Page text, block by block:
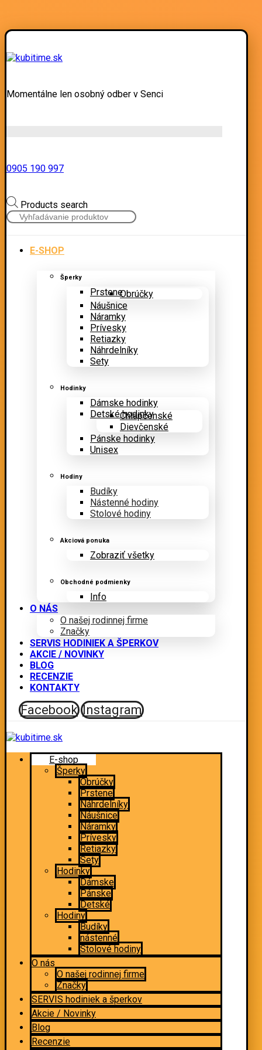
Momentálne len osobný odber v Senci
0905 190 997
Products search
E-SHOP
Šperky
PrsteneObrúčky
Náušnice
Náramky
Prívesky
Retiazky
Náhrdelníky
Sety
Hodinky
Dámske hodinky
Detské hodinky
Chlapčenské
Dievčenské
Pánske hodinky
Unisex
Hodiny
Budíky
Nástenné hodiny
Stolové hodiny
Akciová ponuka
Zobraziť všetky
Obchodné podmienky
Info
O NÁS
O našej rodinnej firme
Značky
SERVIS HODINIEK A ŠPERKOV
AKCIE / NOVINKY
BLOG
RECENZIE
KONTAKTY
Facebook Instagram
E-shop
Šperky
Obrúčky
Prstene
Náhrdelníky
Náušnice
Náramky
Prívesky
Retiazky
Sety
Hodinky
Dámske
Pánske
Detské
Hodiny
Budíky
nástenné
Stolové hodiny
O nás
O našej rodinnej firme
Značky
SERVIS hodiniek a šperkov
Akcie / Novinky
Blog
Recenzie